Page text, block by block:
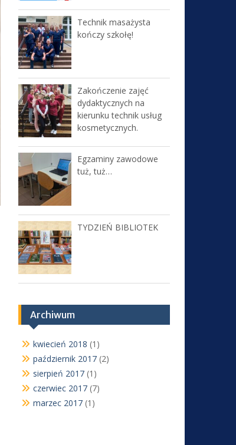
Technik masażysta
kończy szkołę!
Zakończenie zajęć
dydaktycznych na
kierunku technik usług
kosmetycznych.
Egzaminy zawodowe
tuż, tuż…
TYDZIEŃ BIBLIOTEK
Archiwum
kwiecień 2018 (1)
październik 2017(2)
sierpień 2017(1)
czerwiec 2017(7)
marzec 2017(1)